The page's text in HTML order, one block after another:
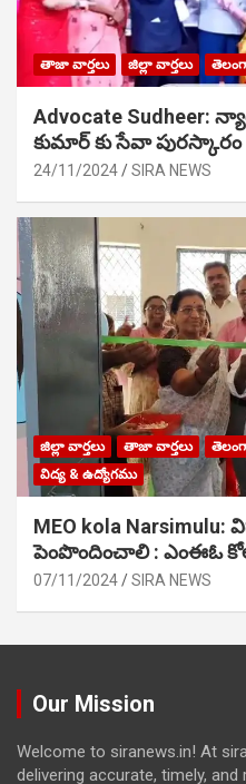
తాజా వార్తలు జిల్లా వార్తలు
Advocate Sudheer:
కుమార్ కు సేవా పురస్కారం
24/11/2024 SIRA NEWS
జిల్లా వార్తలు తాజా వార్తలు
విద్య & ఉద్యోగము
MEO kola Narsimulu:
పెంపొందించాలి : ఎంఈఓ
07/11/2024 SIRA NEWS
Our Mission
Welcome to siranews.in! At
delivering accurate, timely,